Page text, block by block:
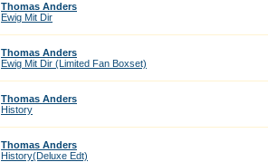
Thomas Anders
Ewig Mit Dir
Thomas Anders
Ewig Mit Dir (Limited Fan Boxset)
Thomas Anders
History
Thomas Anders
History(Deluxe Edt)